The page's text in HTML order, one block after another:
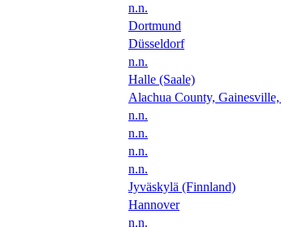
n.n.
Dortmund
Düsseldorf
n.n.
Halle (Saale)
Alachua County,
n.n.
n.n.
n.n.
n.n.
Jyväskylä (Finnland)
Hannover
n.n.